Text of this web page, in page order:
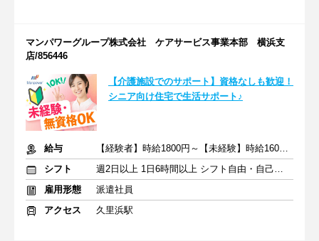
マンパワーグループ株式会社 ケアサービス事業本部 横浜支
店/856446
【介護施設でのサポート】資格なしも歓迎！
シニア向け住宅で生活サポート♪
給与
【経験者】時給1800円～【未経験】時給1600円～ ※交通費全額
シフト
週2日以上 1日6時間以上 シフト自由・自己申告
雇用形態
派遣社員
アクセス
久里浜駅